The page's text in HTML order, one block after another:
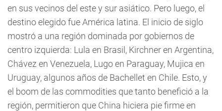
en sus vecinos del este y sur asiático. Pero luego, el
destino elegido fue América latina. El inicio de siglo
mostró a una región dominada por gobiernos de
centro izquierda: Lula en Brasil, Kirchner en Argentina,
Chávez en Venezuela, Lugo en Paraguay, Mujica en
Uruguay, algunos años de Bachellet en Chile. Esto, y
el boom de las commodities que tanto benefició a la
región, permitieron que China hiciera pie firme en